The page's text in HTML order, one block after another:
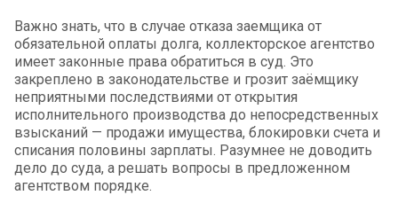
Важно знать, что в случае отказа заемщика от
обязательной оплаты долга, коллекторское агентство
имеет законные права обратиться в суд. Это
закреплено в законодательстве и грозит заёмщику
неприятными последствиями от открытия
исполнительного производства до непосредственных
взысканий — продажи имущества, блокировки счета и
списания половины зарплаты. Разумнее не доводить
дело до суда, а решать вопросы в предложенном
агентством порядке.